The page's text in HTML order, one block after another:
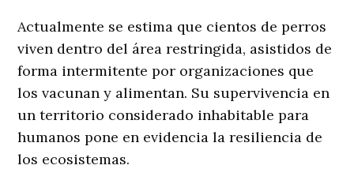
Actualmente se estima que cientos de perros
viven dentro del área restringida, asistidos de
forma intermitente por organizaciones que
los vacunan y alimentan. Su supervivencia en
un territorio considerado inhabitable para
humanos pone en evidencia la resiliencia de
los ecosistemas.